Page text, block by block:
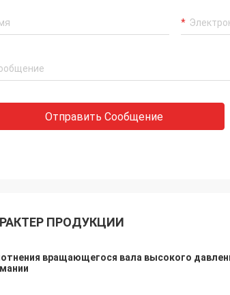
Отправить Сообщение
ПРОДУКЦИИ
вращающегося вала высокого